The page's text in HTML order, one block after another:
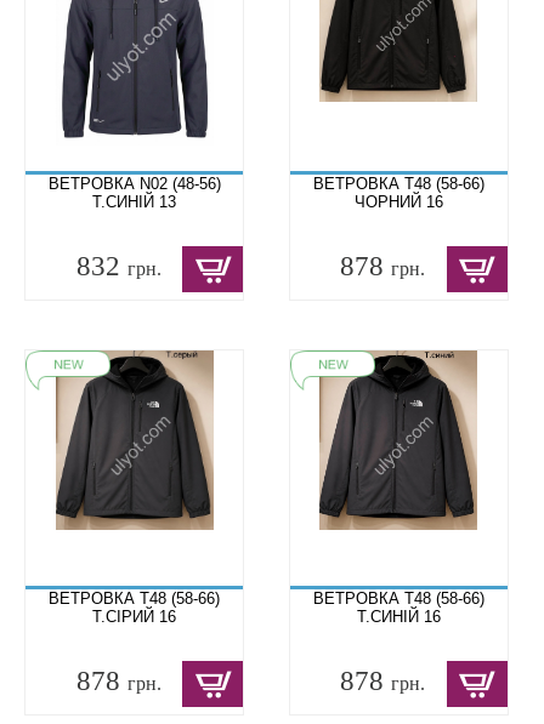
ВЕТРОВКА N02 (48-56)
Т.СИНІЙ 13
832 грн.
ВЕТРОВКА T48 (58-66)
ЧОРНИЙ 16
878грн.
ВЕТРОВКА T48 (58-66)
Т.СІРИЙ 16
878 грн.
ВЕТРОВКА T48 (58-66)
Т.СИНІЙ 16
878грн.